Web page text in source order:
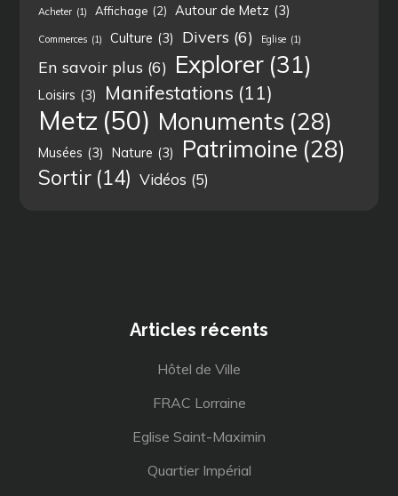
Acheter (1) Affichage (2) Autour de Metz (3)
Commerces (1) Culture (3) Divers (6) Eglise (1)
En savoir plus (6) Explorer (31)
Loisirs (3) Manifestations (11)
Metz (50) Monuments (28)
Musées (3) Nature (3) Patrimoine (28)
Sortir (14) Vidéos (5)
Articles récents
Hôtel de Ville
FRAC Lorraine
Eglise Saint-Maximin
Quartier Impérial